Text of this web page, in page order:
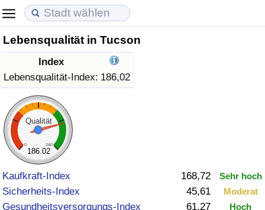
Lebensqualität in Tucson
Index
Lebensqualität-Index: 186,02
Qualität
0 240
186.02
Kaufkraft-Index 168,72 Sehr hoch
Sicherheits-Index 45,61 Moderat
Gesundheitsversorgungs-Index 61,27 Hoch
Lebenshaltungskosten
Lebenshaltungskosten-Index (aktuell)
Lebenshaltungskosten-Index
Lebenshaltungskosten-Index nach Land
in Akaba
Immobilienpreise
Immobilienpreis-Index (aktuell)
Immobilienpreis-Index
Immobilienpreis-Index nach Land
Lebensqualität
Lebensqualität-Index
Lebensqualität-Index (aktuell)
Lebensqualitätsindex nach Land
Kriminalität
Kriminalitäts-Index (aktuell)